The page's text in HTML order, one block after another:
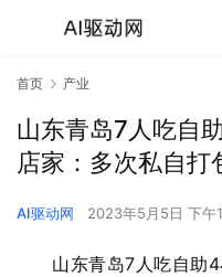
首页 产业
山东青岛7人吃自
店家：多次私自打
AI驱动网 2023年5月5日 下午
山东青岛7人吃自助